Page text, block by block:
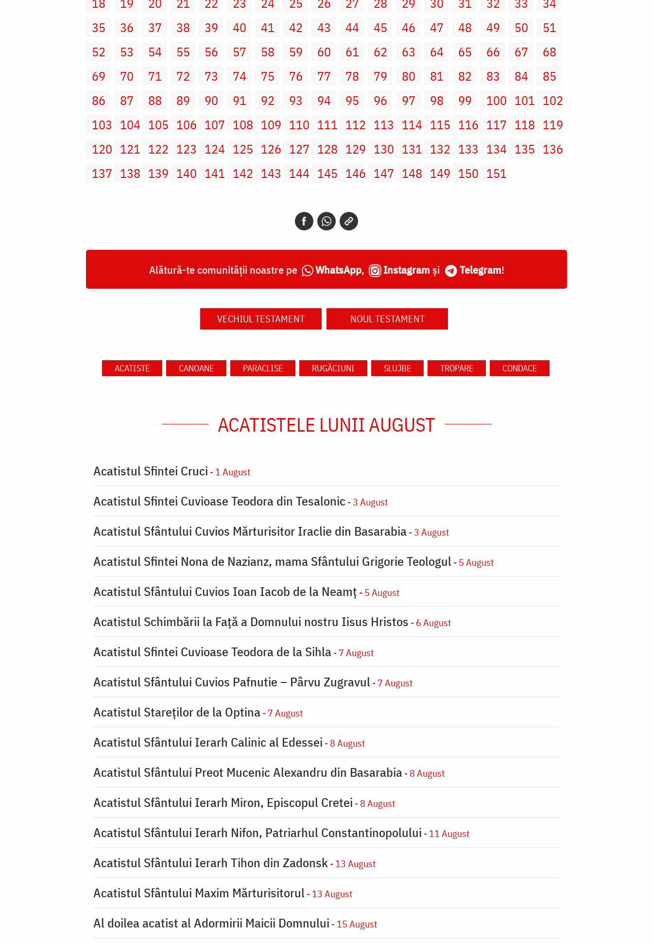
35
36 37 38 39 40 41 42 43 44 45 46 47 48 49 50
51
52
53 54 55 56 57 58 59 60 61 62 63 64 65 66 67
68
69
70 71 72 73 74 75 76 77 78 79 80 81 82 83 84
85
86
87 88 89 90 91 92 93 94 95 96 97 98 99 100 101 102
103 104 105 106 107 108 109 110 111 112 113 114 115 116 117 118 119
120 121 122 123 124 125 126 127 128 129 130 131 132 133 134 135 136
137 138 139 140 141 142 143 144 145 146 147 148 149 150 151
Alătură-te comunității noastre pe WhatsApp, Instagram și Telegram!
VECHIUL TESTAMENT NOUL TESTAMENT
ACATISTE CANOANE PARACLISE RUGĂCIUNI SLUJBE TROPARE CONDACE
ACATISTELE LUNII AUGUST
Acatistul Sfintei Cruci - 1 August
Acatistul Sfintei Cuvioase Teodora din Tesalonic - 3 August
Acatistul Sfântului Cuvios Mărturisitor Iraclie din Basarabia- 3 August
Acatistul Sfintei Nona de Nazianz, mama Sfântului Grigorie Teologul - 5 August
Acatistul Sfântului Cuvios Ioan Iacob de la Neamț - 5 August
Acatistul Schimbării la Faţă a Domnului nostru Iisus Hristos - 6 August
Acatistul Sfintei Cuvioase Teodora de la Sihla- 7 August
Acatistul Sfântului Cuvios Pafnutie – Pârvu Zugravul - 7 August
Acatistul Stareţilor de la Optina- 7 August
Acatistul Sfântului Ierarh Calinic al Edessei - 8 August
Acatistul Sfântului Preot Mucenic Alexandru din Basarabia- 8 August
Acatistul Sfântului Ierarh Miron, Episcopul Cretei - 8 August
Acatistul Sfântului Ierarh Nifon, Patriarhul Constantinopolului - 11 August
Acatistul Sfântului Ierarh Tihon din Zadonsk - 13 August
Acatistul Sfântului Maxim Mărturisitorul - 13 August
Al doilea acatist al Adormirii Maicii Domnului - 15 August